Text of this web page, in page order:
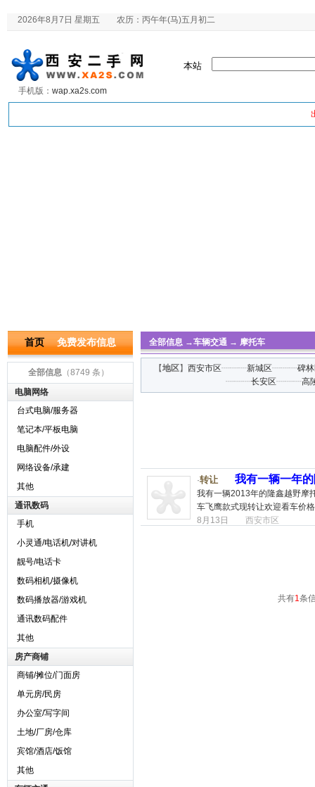
2026年8月7日 星期五 农历：丙午年(马)五月初二
手机版： wap.xa2s.com
本站
首页 免费发布信息
全部信息 （8749 条）
电脑网络
台式电脑/服务器
笔记本/平板电脑
电脑配件/外设
网络设备/承建
其他
通讯数码
手机
小灵通/电话机/对讲机
靓号/电话卡
数码相机/摄像机
数码播放器/游戏机
通讯数码配件
其他
房产商铺
商铺/摊位/门面房
单元房/民房
办公室/写字间
土地/厂房/仓库
宾馆/酒店/饭馆
其他
全部信息 →车辆交通 → 摩托车
【地区】 西安市区┈┈┈新城区┈┈┈碑
┈┈┈长安区┈┈┈高
·转让 我有一辆一年
我有一辆2013年的隆鑫越野摩
车飞鹰款式现转让欢迎看车价
8月13日
西安市区
共有1条